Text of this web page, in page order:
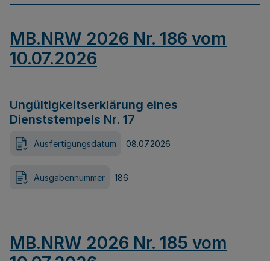
MB.NRW 2026 Nr. 186 vom
10.07.2026
Ungültigkeitserklärung eines
Dienststempels Nr. 17
Ausfertigungsdatum 08.07.2026
Ausgabennummer 186
MB.NRW 2026 Nr. 185 vom